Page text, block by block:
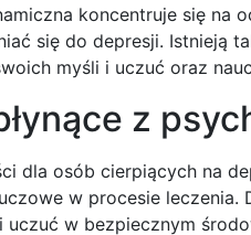
koncentruje się
się do depresji. Istnieją
myśli i uczuć oraz
z
dla osób cierpiących na
w procesie
w bezpiecznym